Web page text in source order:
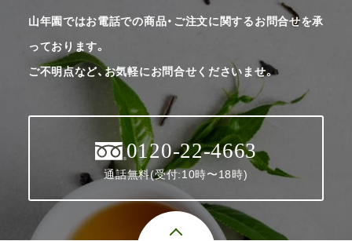
山年園ではお電話での商品・ご注文に関するお問合せを承
っております。
ご不明点など、お気軽にお問合せくださいませ。
0120-22-4663
通話無料(受付:10時〜18時)